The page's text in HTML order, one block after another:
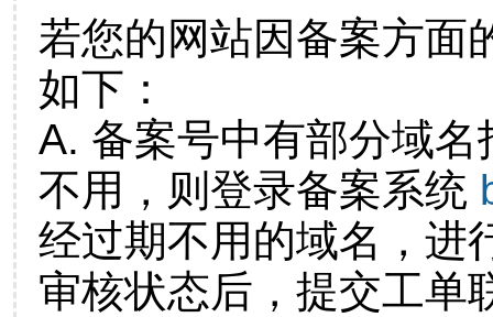
若您的网站因备案方面
如下：
A. 备案号中有部分域
不用，则登录备案系统
经过期不用的域名，进
审核状态后，提交工单